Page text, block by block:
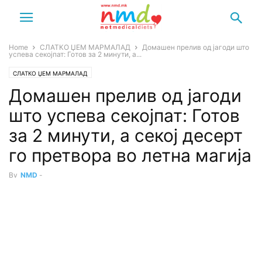
Home СЛАТКО ЏЕМ МАРМАЛАД
Домашен прелив од јагоди што
успева секојпат: Готов за 2 минути, а...
СЛАТКО ЏЕМ МАРМАЛАД
Домашен прелив од јагоди
што успева секојпат: Готов
за 2 минути, а секој десерт
го претвора во летна магија
By NMD -